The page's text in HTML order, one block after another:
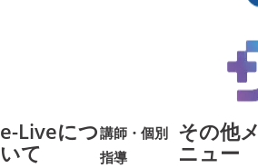
e-Liveにつ
いて
講師・個別
指導
その他メ
ニュー